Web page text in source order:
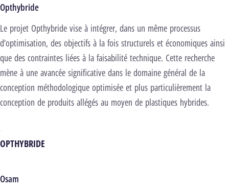
Opthybride
Le projet Opthybride vise à intégrer, dans un même processus
d’optimisation, des objectifs à la fois structurels et économiques ainsi
que des contraintes liées à la faisabilité technique. Cette recherche
mène à une avancée significative dans le domaine général de la
conception méthodologique optimisée et plus particulièrement la
conception de produits allégés au moyen de plastiques hybrides.
OPTHYBRIDE
Osam